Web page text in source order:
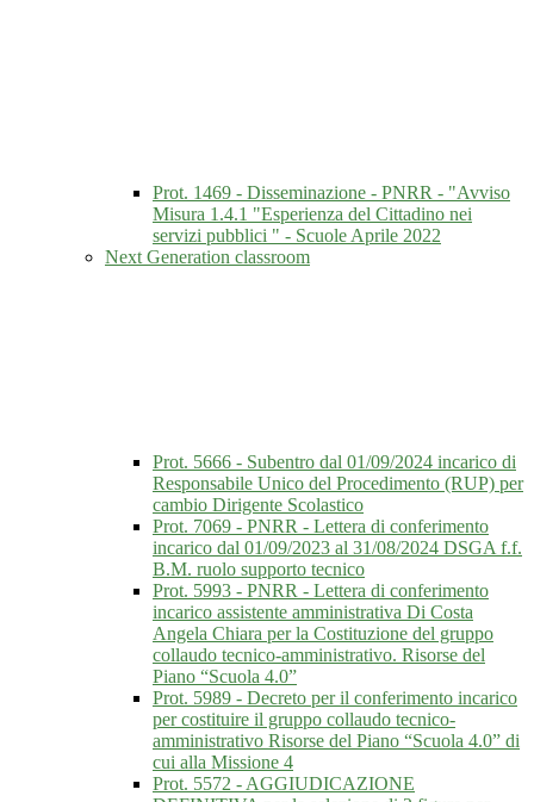
Prot. 1469 - Disseminazione - PNRR - "Avviso
Misura 1.4.1 "Esperienza del Cittadino nei
servizi pubblici " - Scuole Aprile 2022
Next Generation classroom
Prot. 5666 - Subentro dal 01/09/2024 incarico di
Responsabile Unico del Procedimento (RUP) per
cambio Dirigente Scolastico
Prot. 7069 - PNRR - Lettera di conferimento
incarico dal 01/09/2023 al 31/08/2024 DSGA f.f.
B.M. ruolo supporto tecnico
Prot. 5993 - PNRR - Lettera di conferimento
incarico assistente amministrativa Di Costa
Angela Chiara per la Costituzione del gruppo
collaudo tecnico-amministrativo. Risorse del
Piano “Scuola 4.0”
Prot. 5989 - Decreto per il conferimento incarico
per costituire il gruppo collaudo tecnico-
amministrativo Risorse del Piano “Scuola 4.0” di
cui alla Missione 4
Prot. 5572 - AGGIUDICAZIONE